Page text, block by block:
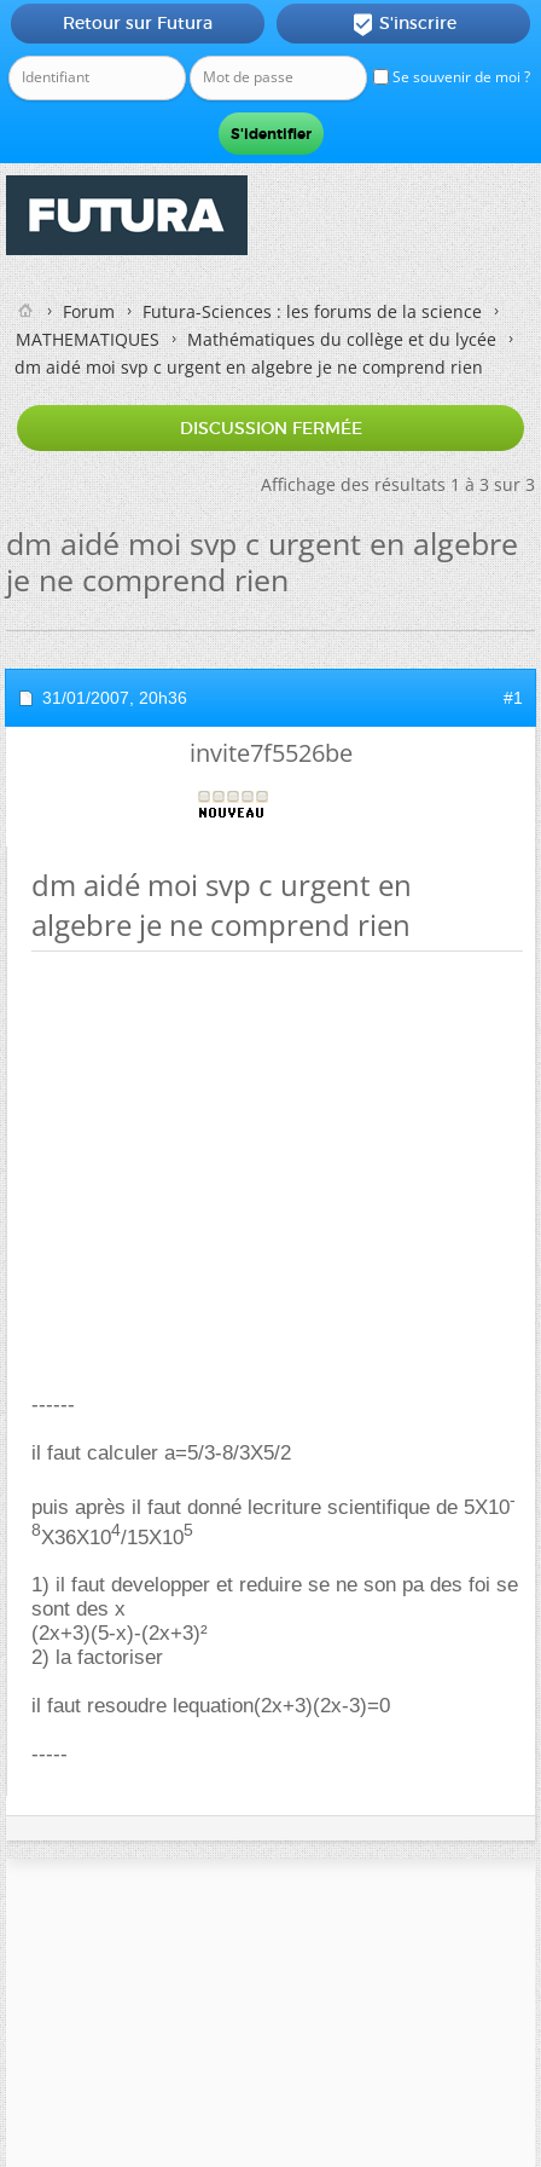
Se souvenir de moi ?
Retour sur Futura  S'inscrire
Forum
Futura-Sciences : les forums de la science
MATHEMATIQUES
Mathématiques du collège et du lycée
dm aidé moi svp c urgent en algebre je ne comprend rien
DISCUSSION FERMÉE
Affichage des résultats 1 à 3 sur 3
dm aidé moi svp c urgent en algebre
je ne comprend rien
31/01/2007, 20h36 #1
invite7f5526be
dm aidé moi svp c urgent en
algebre je ne comprend rien
------
il faut calculer a=5/3-8/3X5/2
puis après il faut donné lecriture scientifique de 5X10-
8X36X104/15X105
1) il faut developper et reduire se ne son pa des foi se
sont des x
(2x+3)(5-x)-(2x+3)²
2) la factoriser
il faut resoudre lequation(2x+3)(2x-3)=0
-----